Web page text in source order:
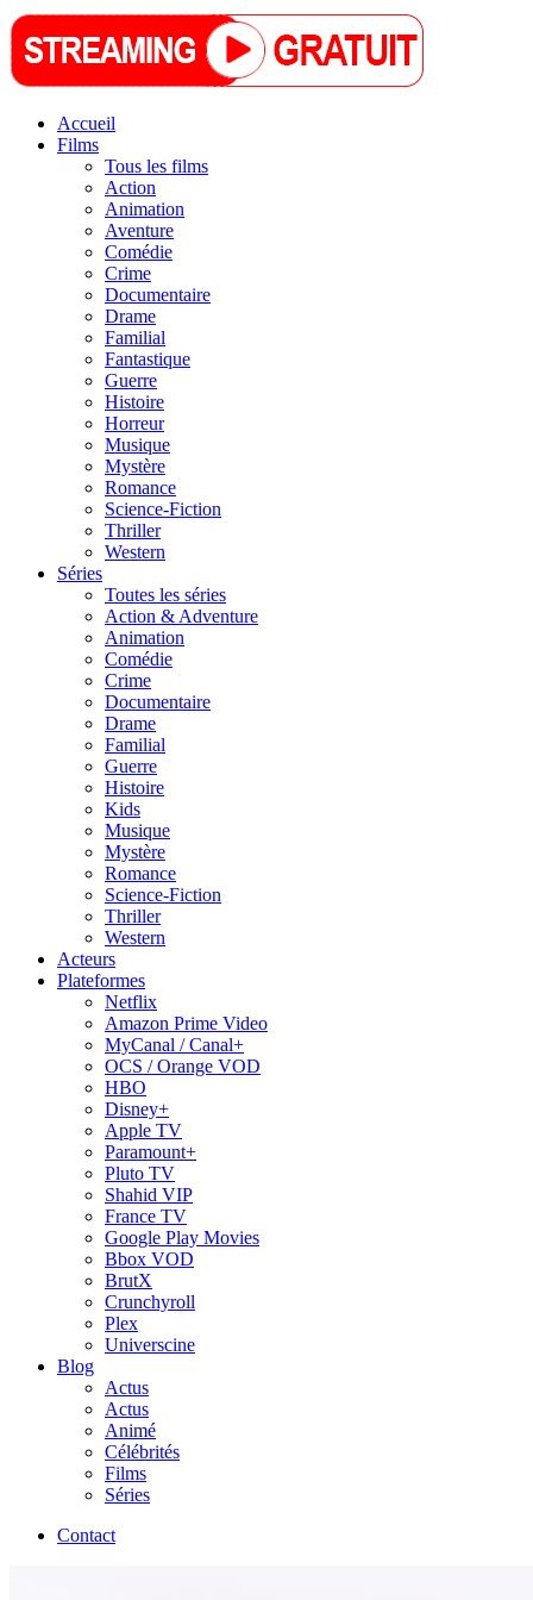
Accueil
Films
Tous les films
Action
Animation
Aventure
Comédie
Crime
Documentaire
Drame
Familial
Fantastique
Guerre
Histoire
Horreur
Musique
Mystère
Romance
Science-Fiction
Thriller
Western
Séries
Toutes les séries
Action & Adventure
Animation
Comédie
Crime
Documentaire
Drame
Familial
Guerre
Histoire
Kids
Musique
Mystère
Romance
Science-Fiction
Thriller
Western
Acteurs
Plateformes
Netflix
Amazon Prime Video
MyCanal / Canal+
OCS / Orange VOD
HBO
Disney+
Apple TV
Paramount+
Pluto TV
Shahid VIP
France TV
Google Play Movies
Bbox VOD
BrutX
Crunchyroll
Plex
Universcine
Blog
Actus
Actus
Animé
Célébrités
Films
Séries
Contact